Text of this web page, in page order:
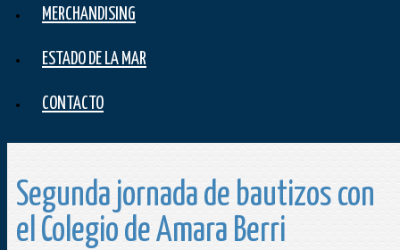
MERCHANDISING
ESTADO DE LA MAR
CONTACTO
Segunda jornada de bautizos con
el Colegio de Amara Berri